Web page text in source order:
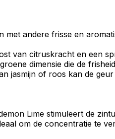
met andere frisse en
van citruskracht en een
dimensie die de
jasmijn of roos kan de
Lime stimuleert de
om de concentratie te